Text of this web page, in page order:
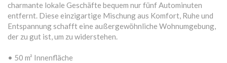
charmante lokale Geschäfte bequem nur fünf Autominuten
entfernt. Diese einzigartige Mischung aus Komfort, Ruhe und
Entspannung schafft eine außergewöhnliche Wohnumgebung,
der zu gut ist, um zu widerstehen.
• 50 m² Innenfläche